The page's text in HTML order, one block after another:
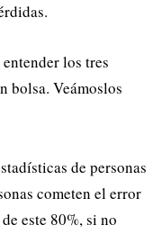
los tres
bolsa. Veámoslos
de personas
cometen el error
este 80%, si no